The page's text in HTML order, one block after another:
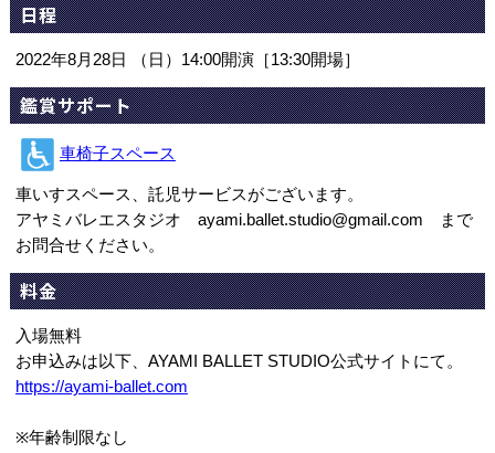
日程
2022年8月28日 （日）14:00開演［13:30開場］
鑑賞サポート
車椅子スペース
車いすスペース、託児サービスがございます。
アヤミバレエスタジオ ayami.ballet.studio@gmail.com まで
お問合せください。
料金
入場無料
お申込みは以下、AYAMI BALLET STUDIO公式サイトにて。
https://ayami-ballet.com
※年齢制限なし